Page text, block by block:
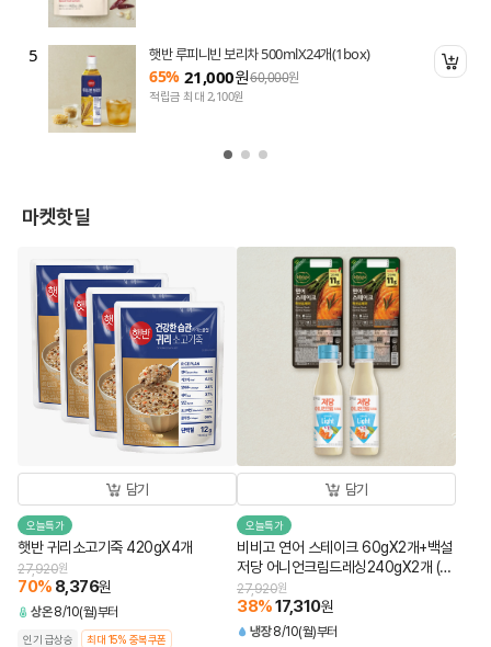
담기
5 햇반 루피니빈 보리차 500mlX24개(1box)
65% 21,000원60,000원
적립금 최대 2,100원
마켓핫딜
담기
오늘특가
햇반 귀리소고기죽 420gX4개
27,920원
70% 8,376원
상온 8/10(월)부터
인기 급상승 최대 15% 중복쿠폰
담기
오늘특가
비비고 연어 스테이크 60gX2개+백설
저당 어니언크림드레싱240gX2개 (총
4개)
27,920원
38%17,310원
냉장 8/10(월)부터